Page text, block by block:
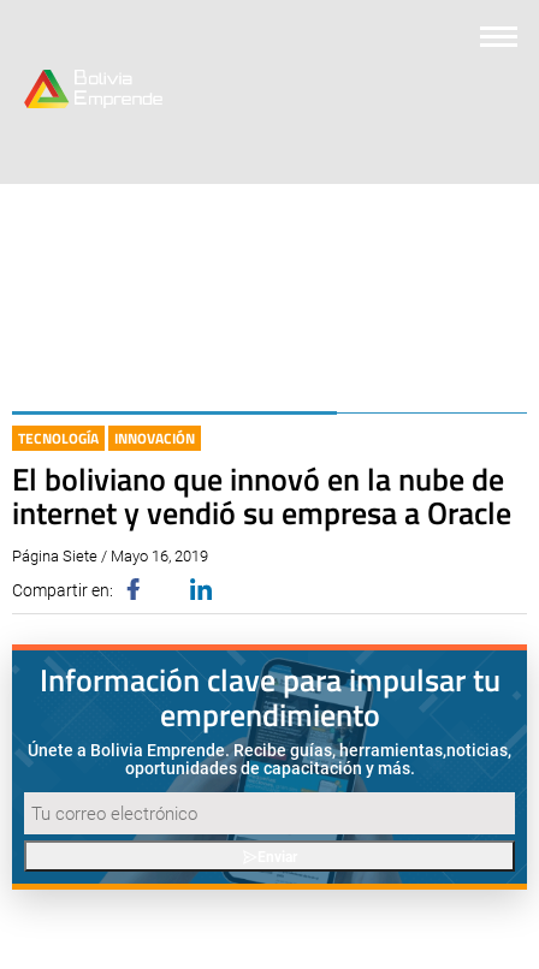
TECNOLOGÍA INNOVACIÓN
El boliviano que innovó en la nube de
internet y vendió su empresa a Oracle
Página Siete / Mayo 16, 2019
Compartir en:
Información clave para impulsar tu
emprendimiento
Únete a Bolivia Emprende. Recibe guías, herramientas,noticias,
oportunidades de capacitación y más.